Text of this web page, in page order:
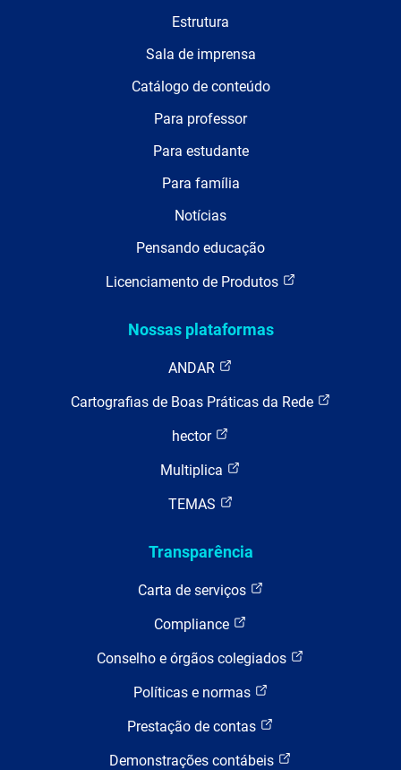
Estrutura
Sala de imprensa
Catálogo de conteúdo
Para professor
Para estudante
Para família
Notícias
Pensando educação
Licenciamento de Produtos
Nossas plataformas
ANDAR
Cartografias de Boas Práticas da Rede
hector
Multiplica
TEMAS
Transparência
Carta de serviços
Compliance
Conselho e órgãos colegiados
Políticas e normas
Prestação de contas
Demonstrações contábeis